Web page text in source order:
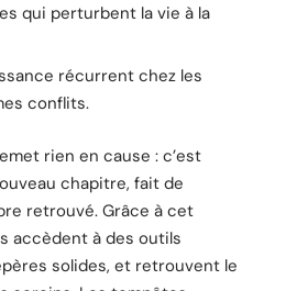
qui perturbent la vie à la
récurrent chez les
conflits.
rien en cause : c’est
chapitre, fait de
retrouvé. Grâce à cet
accèdent à des outils
solides, et retrouvent le